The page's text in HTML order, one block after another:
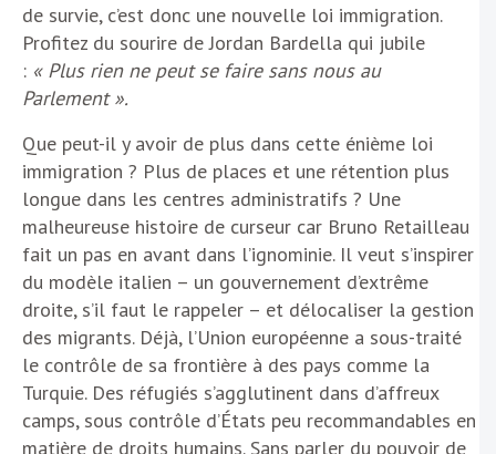
de survie, c’est donc une nouvelle loi immigration.
Profitez du sourire de Jordan Bardella qui jubile
: « Plus rien ne peut se faire sans nous au
Parlement ».
Que peut-il y avoir de plus dans cette énième loi
immigration ? Plus de places et une rétention plus
longue dans les centres administratifs ? Une
malheureuse histoire de curseur car Bruno Retailleau
fait un pas en avant dans l’ignominie. Il veut s’inspirer
du modèle italien – un gouvernement d’extrême
droite, s’il faut le rappeler – et délocaliser la gestion
des migrants. Déjà, l’Union européenne a sous-traité
le contrôle de sa frontière à des pays comme la
Turquie. Des réfugiés s’agglutinent dans d’affreux
camps, sous contrôle d’États peu recommandables en
matière de droits humains. Sans parler du pouvoir de